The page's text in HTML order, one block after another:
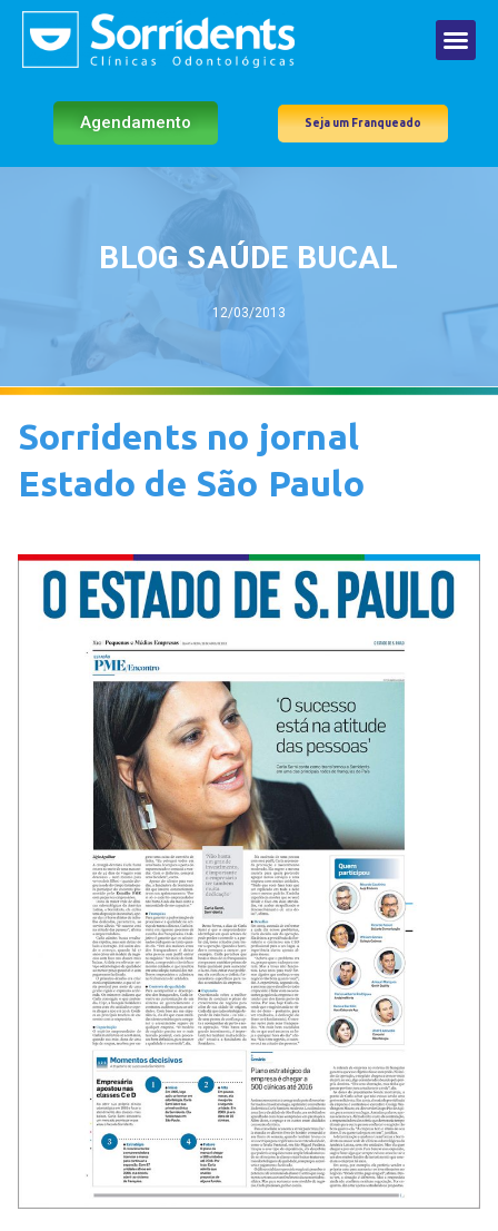
Agendamento Seja um Franqueado
BLOG SAÚDE BUCAL
12/03/2013
Sorridents no jornal
Estado de São Paulo